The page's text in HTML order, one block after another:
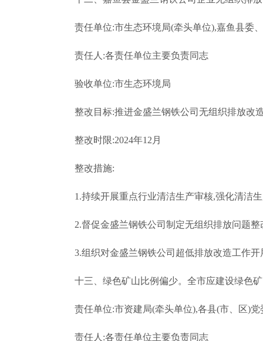
责任单位:市生态环境局(牵头单位),嘉鱼县委
责任人:各责任单位主要负责同志
验收单位:市生态环境局
整改目标:推进金盛兰钢铁公司无组织排放改
整改时限:2024年12月
整改措施:
1.持续开展重点行业清洁生产审核,强化清洁
2.督促金盛兰钢铁公司制定无组织排放问题
3.组织对金盛兰钢铁公司超低排放改造工作
十三、绿色矿山比例偏少。全市应建设绿色
责任单位:市资建局(牵头单位),各县(市、区)党
责任人:各责任单位主要负责同志